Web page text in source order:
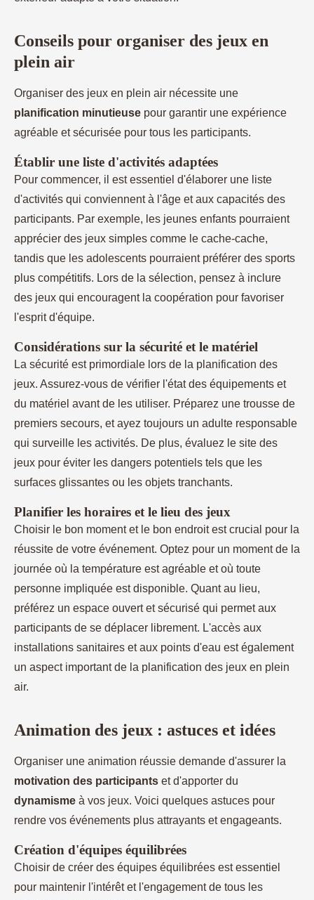
Conseils pour organiser des jeux en
plein air
Organiser des jeux en plein air nécessite une
planification minutieuse pour garantir une expérience
agréable et sécurisée pour tous les participants.
Établir une liste d'activités adaptées
Pour commencer, il est essentiel d'élaborer une liste
d'activités qui conviennent à l'âge et aux capacités des
participants. Par exemple, les jeunes enfants pourraient
apprécier des jeux simples comme le cache-cache,
tandis que les adolescents pourraient préférer des sports
plus compétitifs. Lors de la sélection, pensez à inclure
des jeux qui encouragent la coopération pour favoriser
l'esprit d'équipe.
Considérations sur la sécurité et le matériel
La sécurité est primordiale lors de la planification des
jeux. Assurez-vous de vérifier l'état des équipements et
du matériel avant de les utiliser. Préparez une trousse de
premiers secours, et ayez toujours un adulte responsable
qui surveille les activités. De plus, évaluez le site des
jeux pour éviter les dangers potentiels tels que les
surfaces glissantes ou les objets tranchants.
Planifier les horaires et le lieu des jeux
Choisir le bon moment et le bon endroit est crucial pour la
réussite de votre événement. Optez pour un moment de la
journée où la température est agréable et où toute
personne impliquée est disponible. Quant au lieu,
préférez un espace ouvert et sécurisé qui permet aux
participants de se déplacer librement. L'accès aux
installations sanitaires et aux points d'eau est également
un aspect important de la planification des jeux en plein
air.
Animation des jeux : astuces et idées
Organiser une animation réussie demande d'assurer la
motivation des participants et d'apporter du
dynamisme à vos jeux. Voici quelques astuces pour
rendre vos événements plus attrayants et engageants.
Création d'équipes équilibrées
Choisir de créer des équipes équilibrées est essentiel
pour maintenir l'intérêt et l'engagement de tous les